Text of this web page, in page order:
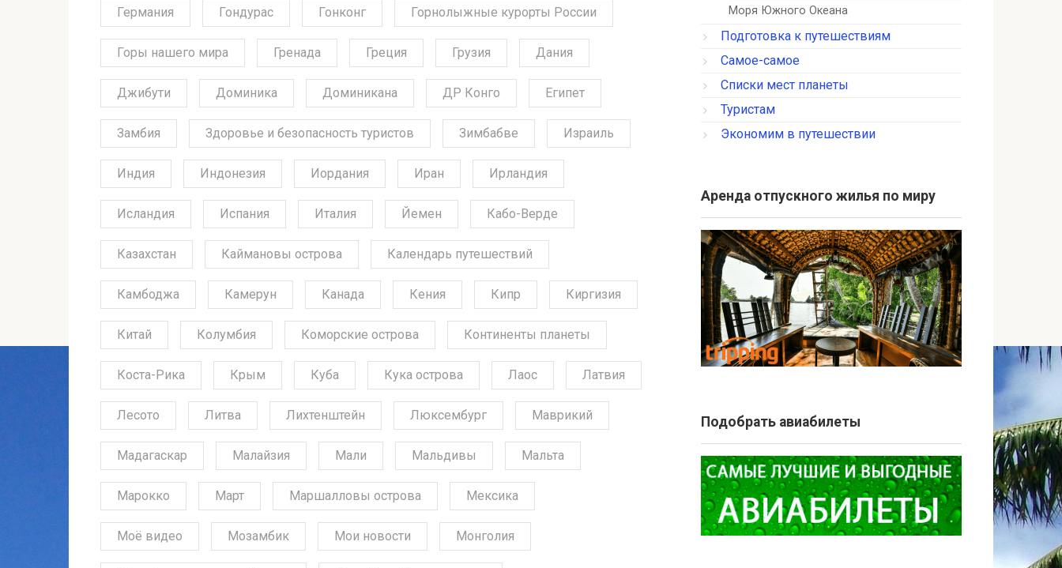
Германия Гондурас Гонконг Горнолыжные курорты России
Горы нашего мира Гренада Греция Грузия Дания
Джибути Доминика Доминикана ДР Конго Египет
Замбия Здоровье и безопасность туристов Зимбабве Израиль
Индия Индонезия Иордания Иран Ирландия
Исландия Испания Италия Йемен Кабо-Верде
Казахстан Каймановы острова Календарь путешествий
Камбоджа Камерун Канада Кения Кипр Киргизия
Китай Колумбия Коморские острова Континенты планеты
Коста-Рика Крым Куба Кука острова Лаос Латвия
Лесото Литва Лихтенштейн Люксембург Маврикий
Мадагаскар Малайзия Мали Мальдивы Мальта
Марокко Март Маршалловы острова Мексика
Моё видео Мозамбик Мои новости Монголия
Моря Южного Океана
Подготовка к путешествиям
Самое-самое
Списки мест планеты
Туристам
Экономим в путешествии
Аренда отпускного жилья по миру
Подобрать авиабилеты